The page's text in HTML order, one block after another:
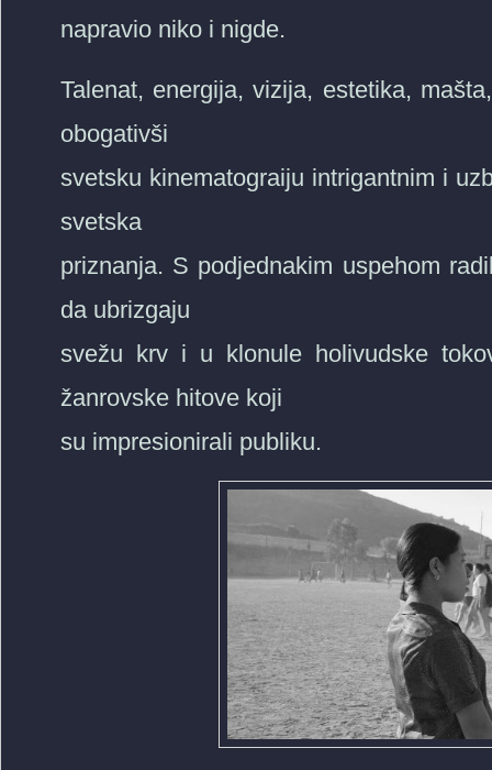
napravio niko i nigde.
Talenat, energija, vizija, estetika,
obogativši
svetsku kinematograiju intrigantnim i
svetska
priznanja. S podjednakim uspehom
da ubrizgaju
svežu krv i u klonule holivudske
žanrovske hitove koji
su impresionirali publiku.